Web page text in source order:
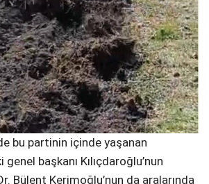
bu partinin içinde yaşanan
başkanı Kılıçdaroğlu’nun
Bülent Kerimoğlu’nun da aralarında